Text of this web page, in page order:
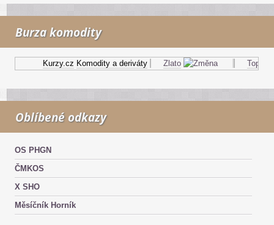
Burza komodity
Kurzy.cz Komodity a deriváty Zlato Topný
Oblíbené odkazy
OS PHGN
ČMKOS
X SHO
Měsíčník Horník